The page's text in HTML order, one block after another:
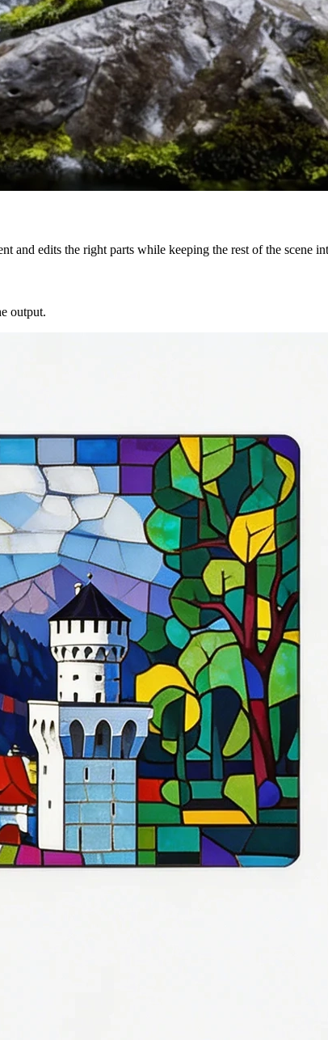
edits the right parts while keeping the rest of the scene
output.